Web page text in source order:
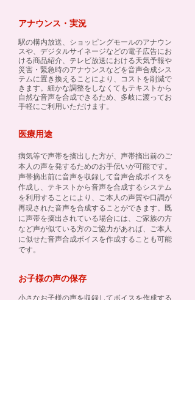
アナウンス・実況
駅の構内放送、ショッピングモールのアナウン
スや、デジタルサイネージなどの電子広告にお
ける商品紹介、テレビ放送における天気予報や
災害・緊急時のアナウンスなどを音声合成シス
テムに置き換えることにより、コストを削減で
きます。細かな調整をしなくてもテキストから
自然な音声を合成できるため、多岐に渡ってお
手軽にご利用いただけます。
医療用途
病気等で声帯を摘出した方が、声帯摘出前のご
本人の声を発するためのお手伝いが可能です。
声帯摘出前に音声を収録して音声合成ボイスを
作成し、テキストから音声を合成するシステム
を利用することにより、ご本人の声質や口調が
再現された音声を合成することができます。既
に声帯を摘出されている場合には、ご家族の方
など声が似ている方のご協力があれば、ご本人
に似せた音声合成ボイスを作成することも可能
です。
お子様の声の保存
小さなお子様の声を収録してボイスを作成する